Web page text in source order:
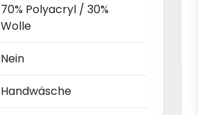
70% Polyacryl / 30%
Wolle
Nein
Handwäsche